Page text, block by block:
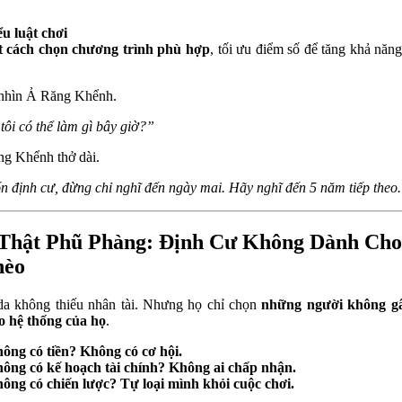
luật chơi
cách chọn chương trình phù hợp, tối ưu điểm số để tăng khả
Ả Răng Khểnh.
có thể làm gì bây giờ?”
Khểnh thở dài.
định cư, đừng chỉ nghĩ đến ngày mai. Hãy nghĩ đến 5 năm tiếp
Phũ Phàng: Định Cư Không Dành
không thiếu nhân tài. Nhưng họ chỉ chọnnhững người không
hệ thống của họ.
có tiền? Không có cơ hội.
có kế hoạch tài chính? Không ai chấp nhận.
có chiến lược? Tự loại mình khỏi cuộc chơi.